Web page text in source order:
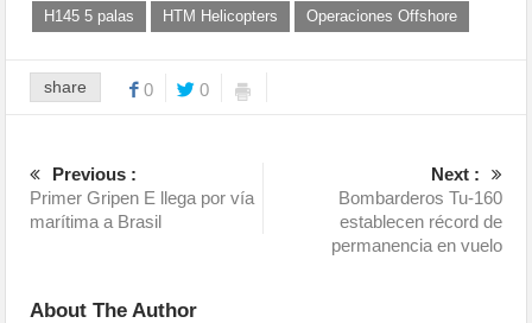
H145 5 palas
HTM Helicopters Operaciones Offshore
share 0 0
Previous :
Primer Gripen E llega por vía
marítima a Brasil
Next :
Bombarderos Tu-160
establecen récord de
permanencia en vuelo
About The Author